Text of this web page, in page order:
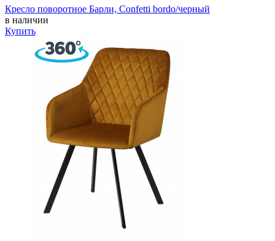
Кресло поворотное Барли, Confetti bordo/черный
в наличии
Купить